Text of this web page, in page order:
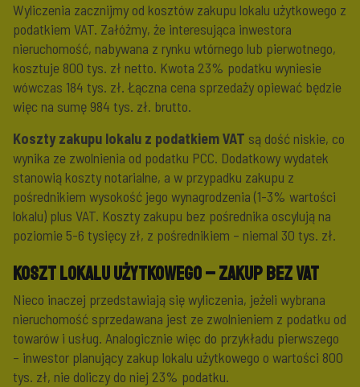
Wyliczenia zacznijmy od kosztów zakupu lokalu użytkowego z
podatkiem VAT. Załóżmy, że interesująca inwestora
nieruchomość, nabywana z rynku wtórnego lub pierwotnego,
kosztuje 800 tys. zł netto. Kwota 23% podatku wyniesie
wówczas 184 tys. zł. Łączna cena sprzedaży opiewać będzie
więc na sumę 984 tys. zł. brutto.
Koszty zakupu lokalu z podatkiem VAT są dość niskie, co
wynika ze zwolnienia od podatku PCC. Dodatkowy wydatek
stanowią koszty notarialne, a w przypadku zakupu z
pośrednikiem wysokość jego wynagrodzenia (1-3% wartości
lokalu) plus VAT. Koszty zakupu bez pośrednika oscylują na
poziomie 5-6 tysięcy zł, z pośrednikiem – niemal 30 tys. zł.
Koszt lokalu użytkowego – zakup bez VAT
Nieco inaczej przedstawiają się wyliczenia, jeżeli wybrana
nieruchomość sprzedawana jest ze zwolnieniem z podatku od
towarów i usług. Analogicznie więc do przykładu pierwszego
– inwestor planujący zakup lokalu użytkowego o wartości 800
tys. zł, nie doliczy do niej 23% podatku.